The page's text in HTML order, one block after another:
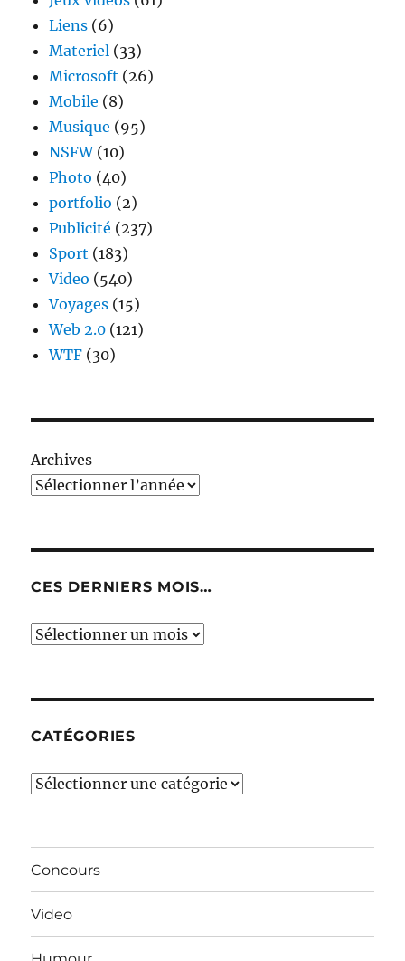
Liens (6)
Materiel (33)
Microsoft (26)
Mobile (8)
Musique (95)
NSFW(10)
Photo (40)
portfolio (2)
Publicité (237)
Sport (183)
Video (540)
Voyages (15)
Web 2.0 (121)
WTF (30)
Archives
CES DERNIERS MOIS…
Ces
CATÉGORIES
Catégories
Concours
Video